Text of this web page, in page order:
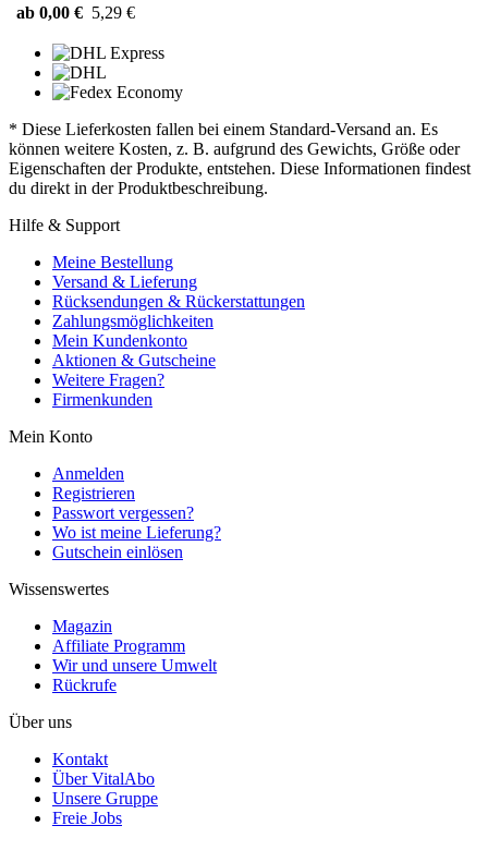
ab 0,00 € 5,29 €
* Diese Lieferkosten fallen bei einem Standard-Versand an. Es
können weitere Kosten, z. B. aufgrund des Gewichts, Größe oder
Eigenschaften der Produkte, entstehen. Diese Informationen findest
du direkt in der Produktbeschreibung.
Hilfe & Support
Meine Bestellung
Versand & Lieferung
Rücksendungen & Rückerstattungen
Zahlungsmöglichkeiten
Mein Kundenkonto
Aktionen & Gutscheine
Weitere Fragen?
Firmenkunden
Mein Konto
Anmelden
Registrieren
Passwort vergessen?
Wo ist meine Lieferung?
Gutschein einlösen
Wissenswertes
Magazin
Affiliate Programm
Wir und unsere Umwelt
Rückrufe
Über uns
Kontakt
Über VitalAbo
Unsere Gruppe
Freie Jobs